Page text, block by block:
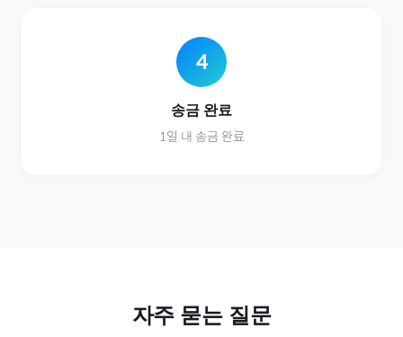
4
송금 완료
1일 내 송금 완료
자주 묻는 질문